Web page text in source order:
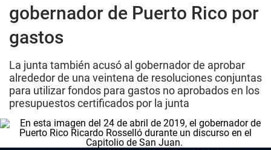
gobernador de Puerto Rico por
gastos
La junta también acusó al gobernador de aprobar
alrededor de una veintena de resoluciones conjuntas
para utilizar fondos para gastos no aprobados en los
presupuestos certificados por la junta